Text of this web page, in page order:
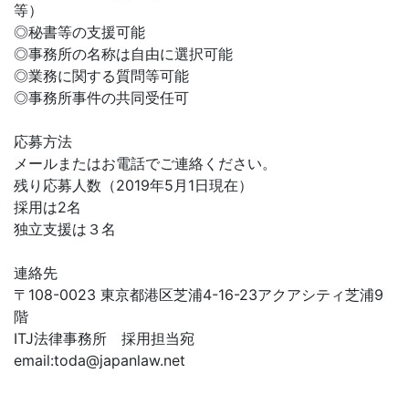
等）
◎秘書等の支援可能
◎事務所の名称は自由に選択可能
◎業務に関する質問等可能
◎事務所事件の共同受任可
応募方法
メールまたはお電話でご連絡ください。
残り応募人数（2019年5月1日現在）
採用は2名
独立支援は３名
連絡先
〒108-0023 東京都港区芝浦4-16-23アクアシティ芝浦9
階
ITJ法律事務所 採用担当宛
email:toda@japanlaw.net